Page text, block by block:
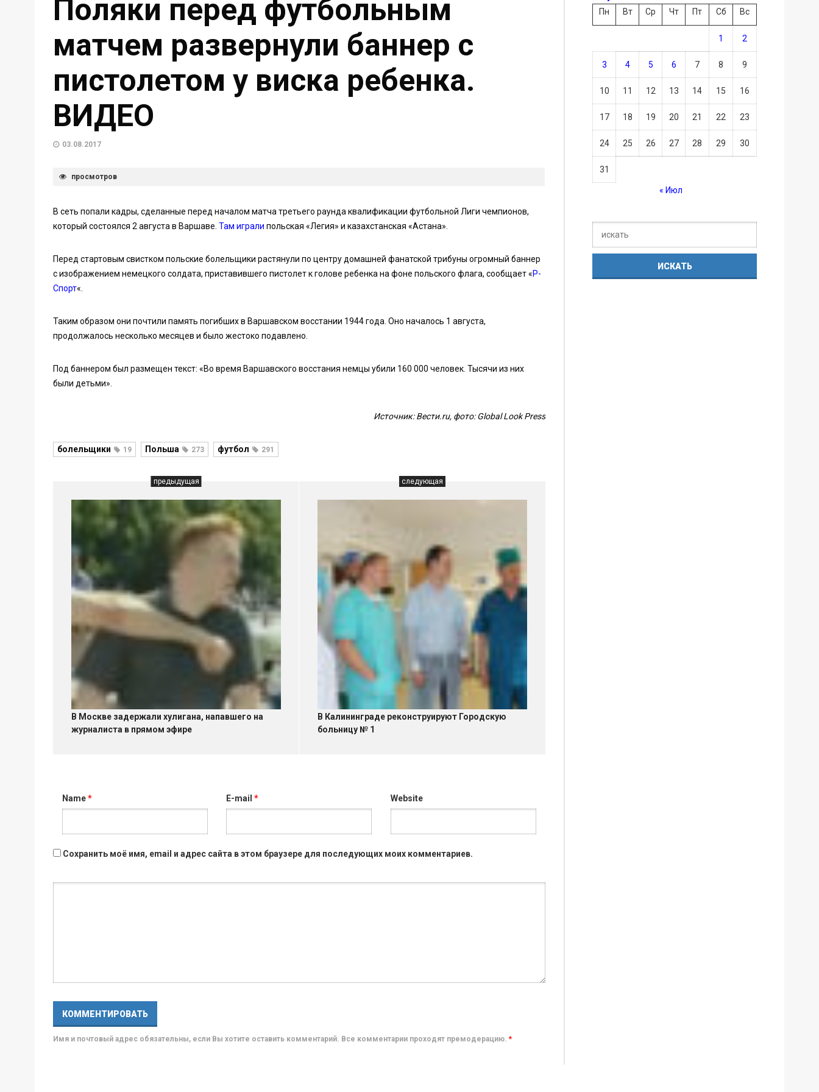
Поляки перед футбольным
матчем развернули баннер с
пистолетом у виска ребенка.
ВИДЕО
03.08.2017
просмотров
В сеть попали кадры, сделанные перед началом матча третьего раунда квалификации футбольной Лиги чемпионов,
который состоялся 2 августа в Варшаве. Там играли польская «Легия» и казахстанская «Астана».
Перед стартовым свистком польские болельщики растянули по центру домашней фанатской трибуны огромный баннер
с изображением немецкого солдата, приставившего пистолет к голове ребенка на фоне польского флага, сообщает «Р-
Спорт«.
Таким образом они почтили память погибших в Варшавском восстании 1944 года. Оно началось 1 августа,
продолжалось несколько месяцев и было жестоко подавлено.
Под баннером был размещен текст: «Во время Варшавского восстания немцы убили 160 000 человек. Тысячи из них
были детьми».
Источник: Вести.ru, фото: Global Look Press
болельщики 19 Польша 273 футбол 291
предыдущая
В Москве задержали хулигана, напавшего на
журналиста в прямом эфире
следующая
В Калининграде реконструируют Городскую
больницу № 1
Name* E-mail* Website
Сохранить моё имя, email и адрес сайта в этом браузере для последующих моих комментариев.
Имя и почтовый адрес обязательны, если Вы хотите оставить комментарий. Все комментарии проходят премодерацию. *
Пн
Вт Ср Чт Пт Сб Вс
1 2
3 4 5 6 7 8 9
10 11 12 13 14 15 16
17 18 19 20 21 22 23
24 25 26 27 28 29 30
31
« Июл